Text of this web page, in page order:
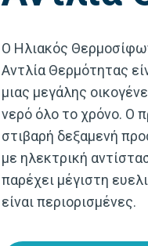
Ο Ηλιακός
Αντλία Θερμότητας
μιας μεγάλης
νερό όλο το χρόνο. Ο
στιβαρή δεξαμενή
με ηλεκτρική
παρέχει μέγιστη
είναι περιορισμένες.